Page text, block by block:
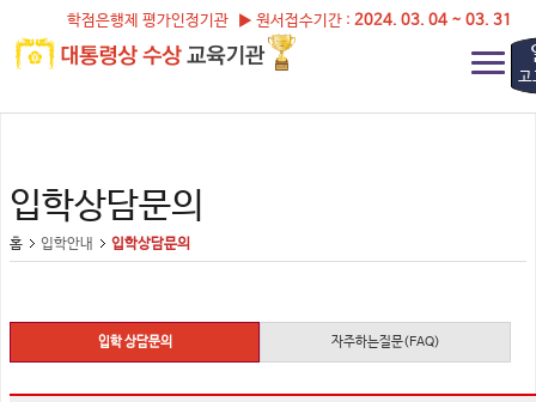
학점은행제 평가인정기관 ▶ 원서접수기간 : 2024. 03. 04 ~ 03. 31
고
입학상담문의
홈 입학안내 입학상담문의
입학 상담문의 자주하는질문(FAQ)